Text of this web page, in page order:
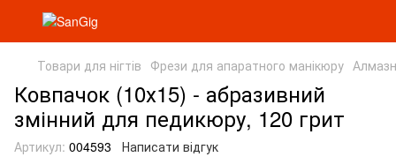
Товари для нігтів Фрези для апаратного манікюру
Ковпачок (10х15) - абразивний
змінний для педикюру, 120 грит
Артикул: 004593 Написати відгук